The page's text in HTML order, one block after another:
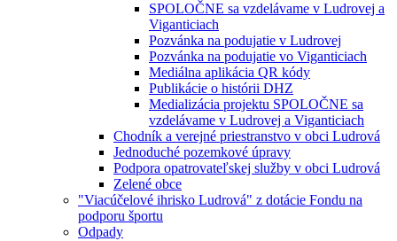
SPOLOČNE sa vzdelávame v Ludrovej a
Viganticiach
Pozvánka na podujatie v Ludrovej
Pozvánka na podujatie vo Viganticiach
Mediálna aplikácia QR kódy
Publikácie o histórii DHZ
Medializácia projektu SPOLOČNE sa
vzdelávame v Ludrovej a Viganticiach
Chodník a verejné priestranstvo v obci Ludrová
Jednoduché pozemkové úpravy
Podpora opatrovateľskej služby v obci Ludrová
Zelené obce
"Viacúčelové ihrisko Ludrová" z dotácie Fondu na
podporu športu
Odpady